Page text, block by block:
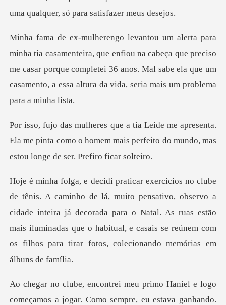
enfiou na cabeça que preciso
me casar porque completei 36 anos. Mal sabe ela qu
senta.
Ela me pinta como o homem mais perfeito do mu
ivo, observo a
cidade inteira já decorada para o Natal. As ruas estão
mais iluminadas que o habitu
o
começamos a jogar. Como sempre, eu estava ganhando.